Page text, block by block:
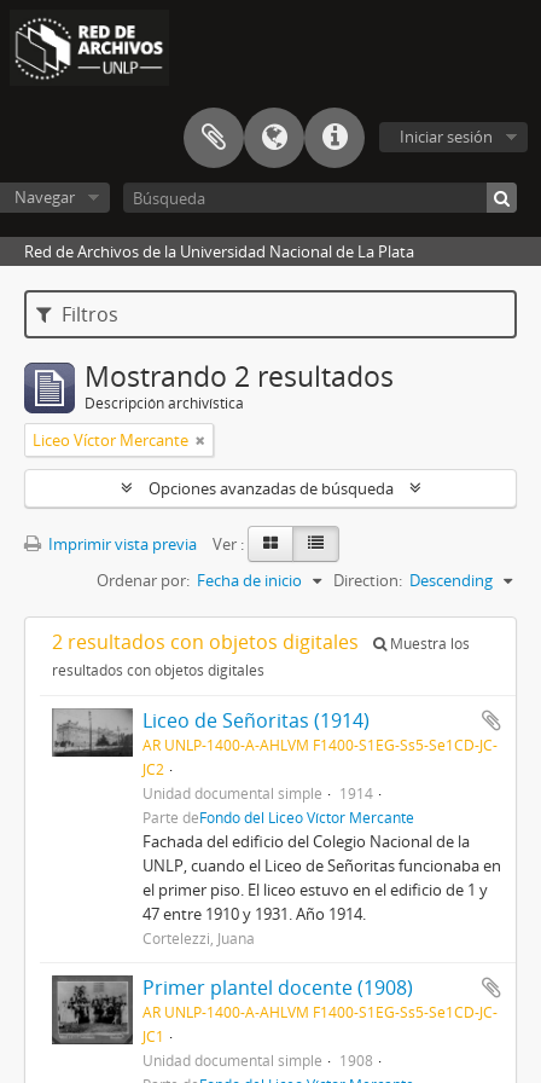
Iniciar sesión
Navegar
Red de Archivos de la Universidad Nacional de La Plata
Filtros
Mostrando 2 resultados
Descripción archivística
Liceo Víctor Mercante
Opciones avanzadas de búsqueda
Imprimir vista previa
Ver :
Ordenar por: Fecha de inicio Direction: Descending
2 resultados con objetos digitales
Muestra los
resultados con objetos digitales
Liceo de Señoritas (1914)
AR UNLP-1400-A-AHLVM F1400-S1EG-Ss5-Se1CD-JC-
JC2
Unidad documental simple
1914
Parte deFondo del Liceo Víctor Mercante
Fachada del edificio del Colegio Nacional de la
UNLP, cuando el Liceo de Señoritas funcionaba en
el primer piso. El liceo estuvo en el edificio de 1 y
47 entre 1910 y 1931. Año 1914.
Cortelezzi, Juana
Primer plantel docente (1908)
AR UNLP-1400-A-AHLVM F1400-S1EG-Ss5-Se1CD-JC-
JC1
Unidad documental simple
1908